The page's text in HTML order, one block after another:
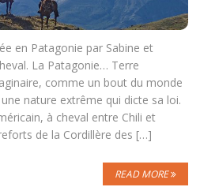
en Patagonie par Sabine et
La Patagonie… Terre
comme un bout du monde
une nature extrême qui dicte sa loi.
à cheval entre Chili et
de la Cordillère des […]
READ MORE